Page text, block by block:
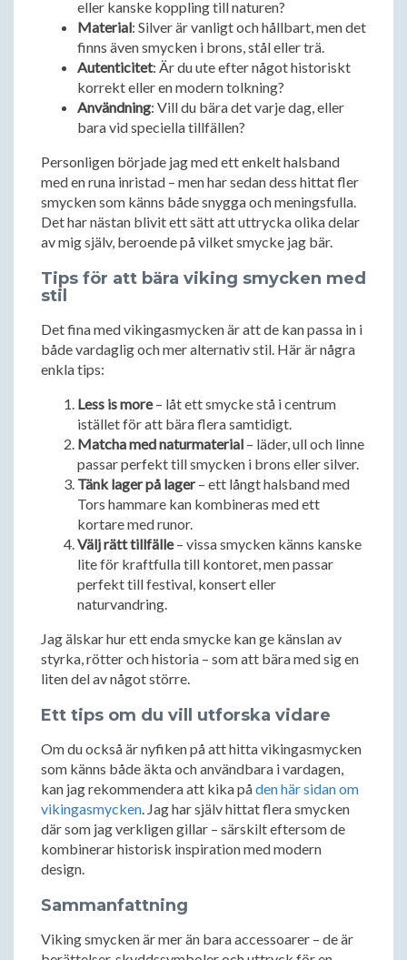
eller kanske koppling till naturen?
Material: Silver är vanligt och hållbart, men det
finns även smycken i brons, stål eller trä.
Autenticitet: Är du ute efter något historiskt
korrekt eller en modern tolkning?
Användning: Vill du bära det varje dag, eller
bara vid speciella tillfällen?
Personligen började jag med ett enkelt halsband
med en runa inristad – men har sedan dess hittat fler
smycken som känns både snygga och meningsfulla.
Det har nästan blivit ett sätt att uttrycka olika delar
av mig själv, beroende på vilket smycke jag bär.
Tips för att bära viking smycken med
stil
Det fina med vikingasmycken är att de kan passa in i
både vardaglig och mer alternativ stil. Här är några
enkla tips:
Less is more– låt ett smycke stå i centrum
istället för att bära flera samtidigt.
Matcha med naturmaterial – läder, ull och linne
passar perfekt till smycken i brons eller silver.
Tänk lager på lager– ett långt halsband med
Tors hammare kan kombineras med ett
kortare med runor.
Välj rätt tillfälle– vissa smycken känns kanske
lite för kraftfulla till kontoret, men passar
perfekt till festival, konsert eller
naturvandring.
Jag älskar hur ett enda smycke kan ge känslan av
styrka, rötter och historia – som att bära med sig en
liten del av något större.
Ett tips om du vill utforska vidare
Om du också är nyfiken på att hitta vikingasmycken
som känns både äkta och användbara i vardagen,
kan jag rekommendera att kika påden här sidan om
vikingasmycken . Jag har själv hittat flera smycken
där som jag verkligen gillar – särskilt eftersom de
kombinerar historisk inspiration med modern
design.
Sammanfattning
Viking smycken är mer än bara accessoarer – de är